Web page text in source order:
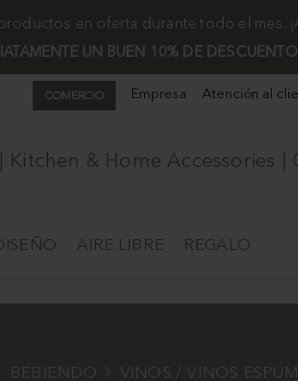
en oferta durante todo el mes.
UN BUEN 10% DE
COMERCIO Empresa Atención al
Kitchen & Home Accessories |
AIRE LIBRE REGALO
BEBIENDO VINOS / VINOS